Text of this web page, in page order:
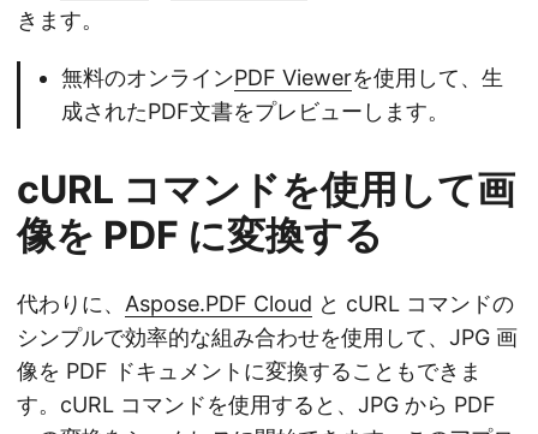
きます。
無料のオンラインPDF Viewerを使用して、生
成されたPDF文書をプレビューします。
cURL コマンドを使用して画
像を PDF に変換する
代わりに、 Aspose.PDF Cloud と cURL コマンドの
シンプルで効率的な組み合わせを使用して、JPG 画
像を PDF ドキュメントに変換することもできま
す。cURL コマンドを使用すると、JPG から PDF